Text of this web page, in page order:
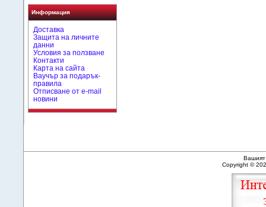
Информация
Доставка
Защита на личните
данни
Условия за ползване
Контакти
Карта на сайта
Ваучър за подарък-
правила
Отписване от e-mail
новини
Copyright ©